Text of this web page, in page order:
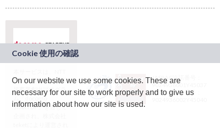
ドコモグループの新
規事業創出プログラ
ム「docomo
STARTUP」を通じて
JASRAC許諾番号：
9024936001Y45037
JASRAC許諾番号：
On our website we use some cookies. These are
necessary for our site to work properly and to give us
information about how our site is used.